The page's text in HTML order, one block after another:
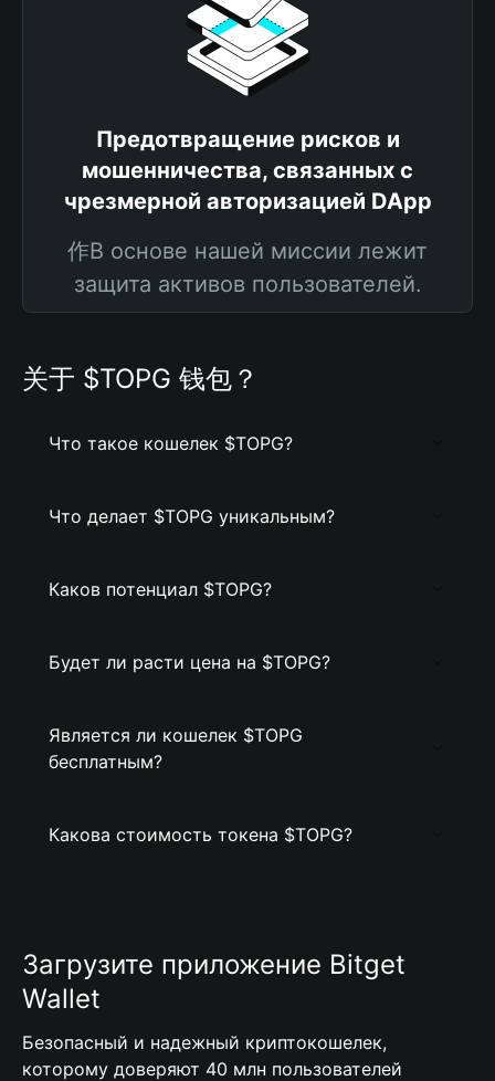
Предотвращение рисков и
мошенничества, связанных с
чрезмерной авторизацией DApp
作В основе нашей миссии лежит
защита активов пользователей.
关于 $TOPG 钱包？
Что такое кошелек $TOPG?
Что делает $TOPG уникальным?
Каков потенциал $TOPG?
Будет ли расти цена на $TOPG?
Является ли кошелек $TOPG
бесплатным?
Какова стоимость токена $TOPG?
Загрузите приложение Bitget
Wallet
Безопасный и надежный криптокошелек,
которому доверяют 40 млн пользователей